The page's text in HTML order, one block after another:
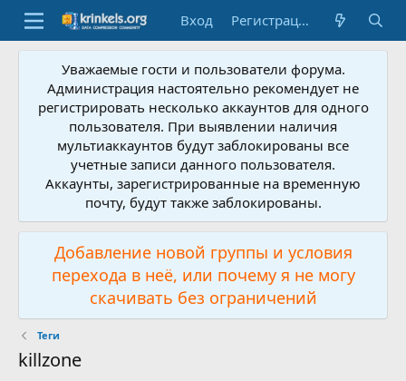
Вход Регистрация
Уважаемые гости и пользователи форума.
Администрация настоятельно рекомендует не
регистрировать несколько аккаунтов для одного
пользователя. При выявлении наличия
мультиаккаунтов будут заблокированы все
учетные записи данного пользователя.
Аккаунты, зарегистрированные на временную
почту, будут также заблокированы.
Добавление новой группы и условия
перехода в неё, или почему я не могу
скачивать без ограничений
Теги
killzone